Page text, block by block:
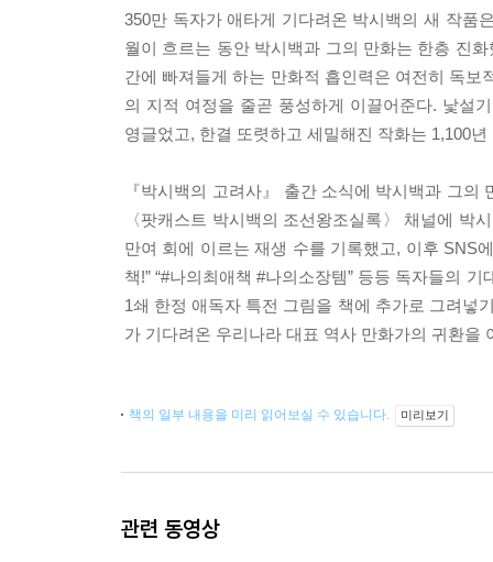
350만 독자가 애타게 기다려온 박시백의 새 작품
월이 흐르는 동안 박시백과 그의 만화는 한층 진
간에 빠져들게 하는 만화적 흡인력은 여전히 독
의 지적 여정을 줄곧 풍성하게 이끌어준다. 낯설
영글었고, 한결 또렷하고 세밀해진 작화는 1,100
『박시백의 고려사』 출간 소식에 박시백과 그
〈팟캐스트 박시백의 조선왕조실록〉 채널에 박
만여 회에 이르는 재생 수를 기록했고, 이후 SNS
책!” “#나의최애책 #나의소장템” 등등 독자들의
1쇄 한정 애독자 특전 그림을 책에 추가로 그려넣
가 기다려온 우리나라 대표 역사 만화가의 귀환을
책의 일부 내용을 미리 읽어보실 수 있습니다. 미리보기
관련 동영상